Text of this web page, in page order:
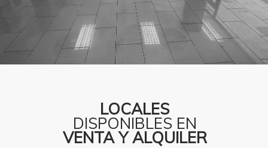
LOCALES
DISPONIBLES EN
VENTA Y ALQUILER